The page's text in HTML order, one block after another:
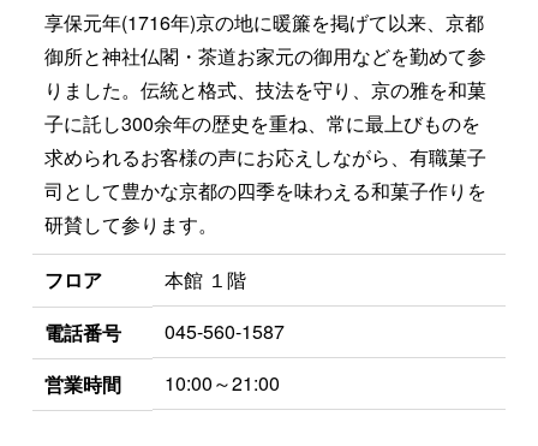
享保元年(1716年)京の地に暖簾を掲げて以来、京都
御所と神社仏閣・茶道お家元の御用などを勤めて参
りました。伝統と格式、技法を守り、京の雅を和菓
子に託し300余年の歴史を重ね、常に最上びものを
求められるお客様の声にお応えしながら、有職菓子
司として豊かな京都の四季を味わえる和菓子作りを
研賛して参ります。
フロア
本館 １階
電話番号
045-560-1587
営業時間
10:00～21:00